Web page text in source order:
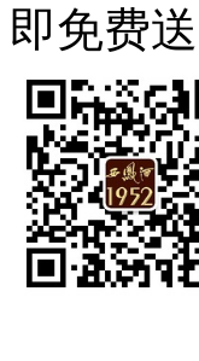
即免费送